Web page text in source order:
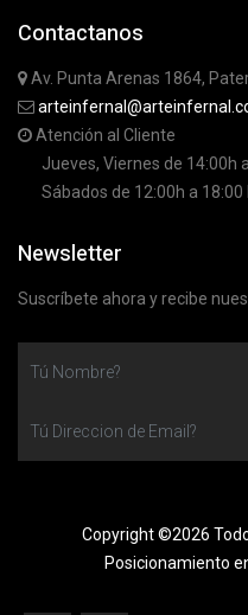
Contactanos
Av. Punta Arenas 1864,
Atención al Cliente
Jueves, Viernes de 14:00h
Sábados de 12:00h a 18:00
Newsletter
Suscríbete ahora y recibe
Copyright ©2026
Posicionamiento